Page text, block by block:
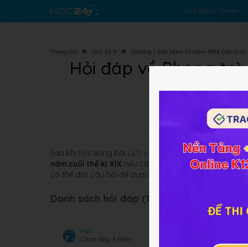
CHƯƠNG TRÌNH
Trang chủ Lịch Sử 11 Chương I: Việt Nam Từ Năm 1858 Đến Cuối
Hỏi đáp về Phong
Nam
Lý
Sau khi học xong bài Lịch sử 11 Bài 21 Phong trào yêu
năm cuối thế kỉ XIX nếu các em có những khó khăn,
có thể đặt câu hỏi để được giải đáp thắc mắc.
Danh sách hỏi đáp (167 câu):
nga
Cách đây 3 năm